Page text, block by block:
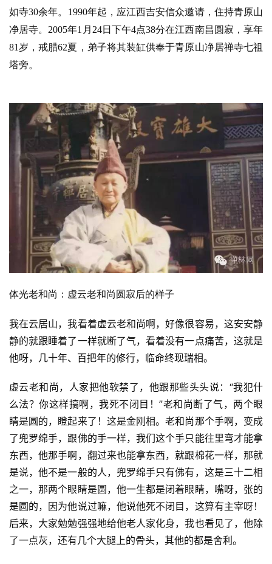
如寺30余年。1990年起，应江西吉安信众邀请，住持青原山
净居寺。2005年1月24日下午4点38分在江西南昌圆寂，享年
81岁，戒腊62夏，弟子将其装缸供奉于青原山净居禅寺七祖
塔旁。
体光老和尚：虚云老和尚圆寂后的样子
我在云居山，我看着虚云老和尚啊，好像很容易，这安安静
静的就跟睡着了一样就断了气，看着没有一点痛苦，这就是
他呀，几十年、百把年的修行，临命终现瑞相。
虚云老和尚，人家把他软禁了，他跟那些头头说：“我犯什
么法？你这样搞啊，我死不闭目！”老和尚断了气，两个眼
睛是圆的，瞪起来了！这是金刚相。老和尚那个手啊，变成
了兜罗绵手，跟佛的手一样，我们这个手只能往里弯才能拿
东西，他那手啊，翻过来也能拿东西，就跟棉花一样，那就
是说，他不是一般的人，兜罗绵手只有佛有，这是三十二相
之一，那两个眼睛是圆，他一生都是闭着眼睛，嘴呀，张的
是圆的，因为他说过嘛，他说他死不闭目，这算有主宰呀！
后来，大家勉勉强强地给他老人家化身，我也看见了，他除
了一点灰，还有几个大腿上的骨头，其他的都是舍利。